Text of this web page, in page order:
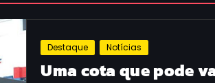
Destaque Notícias
Uma cota que pode